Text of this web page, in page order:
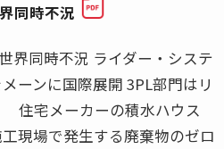
同時不況
同時不況 ライダー・システ
ーンに国際展開 3PL部門はリ
住宅メーカーの積水ハウス
現場で発生する廃棄物のゼロ